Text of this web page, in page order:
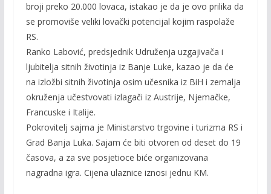
broji preko 20.000 lovaca, istakao je da je ovo prilika da
se promoviše veliki lovački potencijal kojim raspolaže
RS.
Ranko Labović, predsjednik Udruženja uzgajivača i
ljubitelja sitnih životinja iz Banje Luke, kazao je da će
na izložbi sitnih životinja osim učesnika iz BiH i zemalja
okruženja učestvovati izlagači iz Austrije, Njemačke,
Francuske i Italije.
Pokrovitelj sajma je Ministarstvo trgovine i turizma RS i
Grad Banja Luka. Sajam će biti otvoren od deset do 19
časova, a za sve posjetioce biće organizovana
nagradna igra. Cijena ulaznice iznosi jednu KM.